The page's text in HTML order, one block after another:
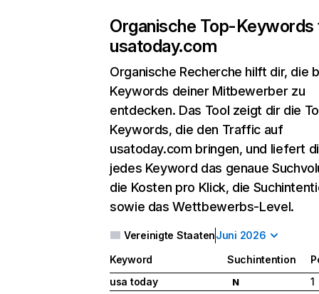
Organische Top-Keywords
usatoday.com
Organische Recherche hilft dir, die
Keywords deiner Mitbewerber zu
entdecken. Das Tool zeigt dir die
Keywords, die den Traffic auf
usatoday.com bringen, und liefert
jedes Keyword das genaue
die Kosten pro Klick, die
sowie das Wettbewerbs-Level.
Vereinigte StaatenJuni 2026
Keyword Suchintention
usa today
N
1